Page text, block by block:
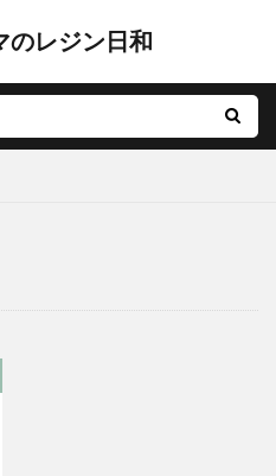
のレジン日和